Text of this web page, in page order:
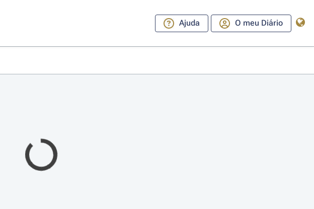
Ajuda O meu Diário